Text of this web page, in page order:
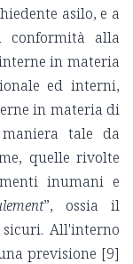
asilo, e a
conformità alla
in materia
ed interni,
in materia di
tale da
quelle rivolte
inumani e
”, ossia il
All'interno
previsione [9]